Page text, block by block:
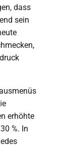
dass
sein
erhöhte
%. In